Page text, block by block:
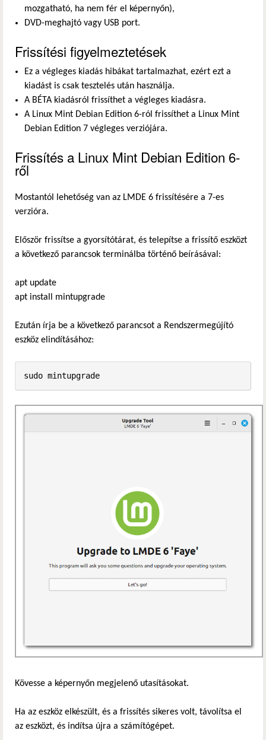
mozgatható, ha nem fér el képernyőn),
DVD-meghajtó vagy USB port.
Frissítési figyelmeztetések
Ez a végleges kiadás hibákat tartalmazhat, ezért ezt a
kiadást is csak tesztelés után használja.
A BÉTA kiadásról frissíthet a végleges kiadásra.
A Linux Mint Debian Edition 6-ról frissíthet a Linux Mint
Debian Edition 7 végleges verziójára.
Frissítés a Linux Mint Debian Edition 6-
ről
Mostantól lehetőség van az LMDE 6 frissítésére a 7-es
verzióra.
Először frissítse a gyorsítótárat, és telepítse a frissítő eszközt
a következő parancsok terminálba történő beírásával:
apt update
apt install mintupgrade
Ezután írja be a következő parancsot a Rendszermegújító
eszköz elindításához:
sudo mintupgrade
Kövesse a képernyőn megjelenő utasításokat.
Ha az eszköz elkészült, és a frissítés sikeres volt, távolítsa el
az eszközt, és indítsa újra a számítógépet.